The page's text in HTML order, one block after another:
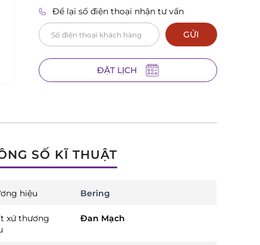
Để lại số điện thoại nhận tư vấn
GỬI
ĐẶT LỊCH
SỐ KĨ THUẬT
hiệu Bering
xứ thương
Đan Mạch